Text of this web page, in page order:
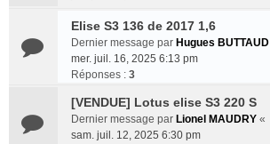
Elise S3 136 de 2017 1,6
Dernier message par Hugues BUTTAUD
mer. juil. 16, 2025 6:13 pm
Réponses : 3
[VENDUE] Lotus elise S3 220 S
Dernier message par Lionel MAUDRY «
sam. juil. 12, 2025 6:30 pm